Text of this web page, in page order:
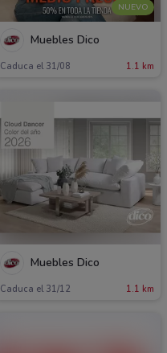
NUEVO
Muebles Dico
Caduca el 31/08 1.1 km
Muebles Dico
Caduca el 31/12 1.1 km